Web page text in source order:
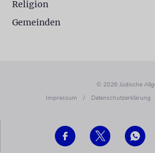
Religion
Gemeinden
© 2026 Jüdische
Impressum
/ Datenschutzerklärung